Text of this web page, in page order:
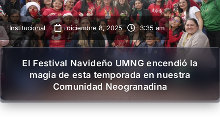
Institucional diciembre 8, 2025 3:35 am
El Festival Navideño UMNG encendió la
magia de esta temporada en nuestra
Comunidad Neogranadina